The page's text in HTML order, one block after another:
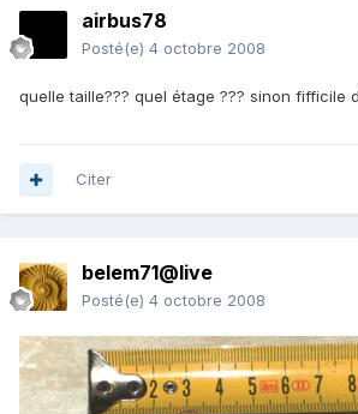
airbus78
Posté(e) 4 octobre 2008
quelle taille??? quel étage ??? sinon fifficile
Citer
belem71@live
Posté(e) 4 octobre 2008